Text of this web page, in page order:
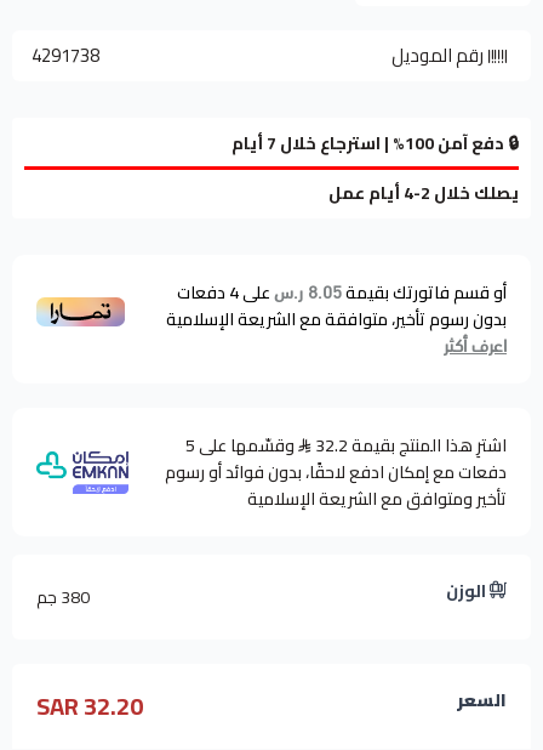
رقم الموديل 4291738
🔒 دفع آمن 100% | استرجاع خلال 7 أيام
يصلك خلال 2-4 أيام عمل
أو قسم فاتورتك بقيمة8.05 ر.س على4دفعات
بدون رسوم تأخير، متوافقة مع الشريعة الإسلامية
اعرف أكثر
اشترِ هذا المنتج بقيمة 32.2
وقسّمها على 5
دفعات مع إمكان ادفع لاحقًا، بدون فوائد أو رسوم
تأخير ومتوافق مع الشريعة الإسلامية
الوزن 380 جم
السعر 32.20 SAR